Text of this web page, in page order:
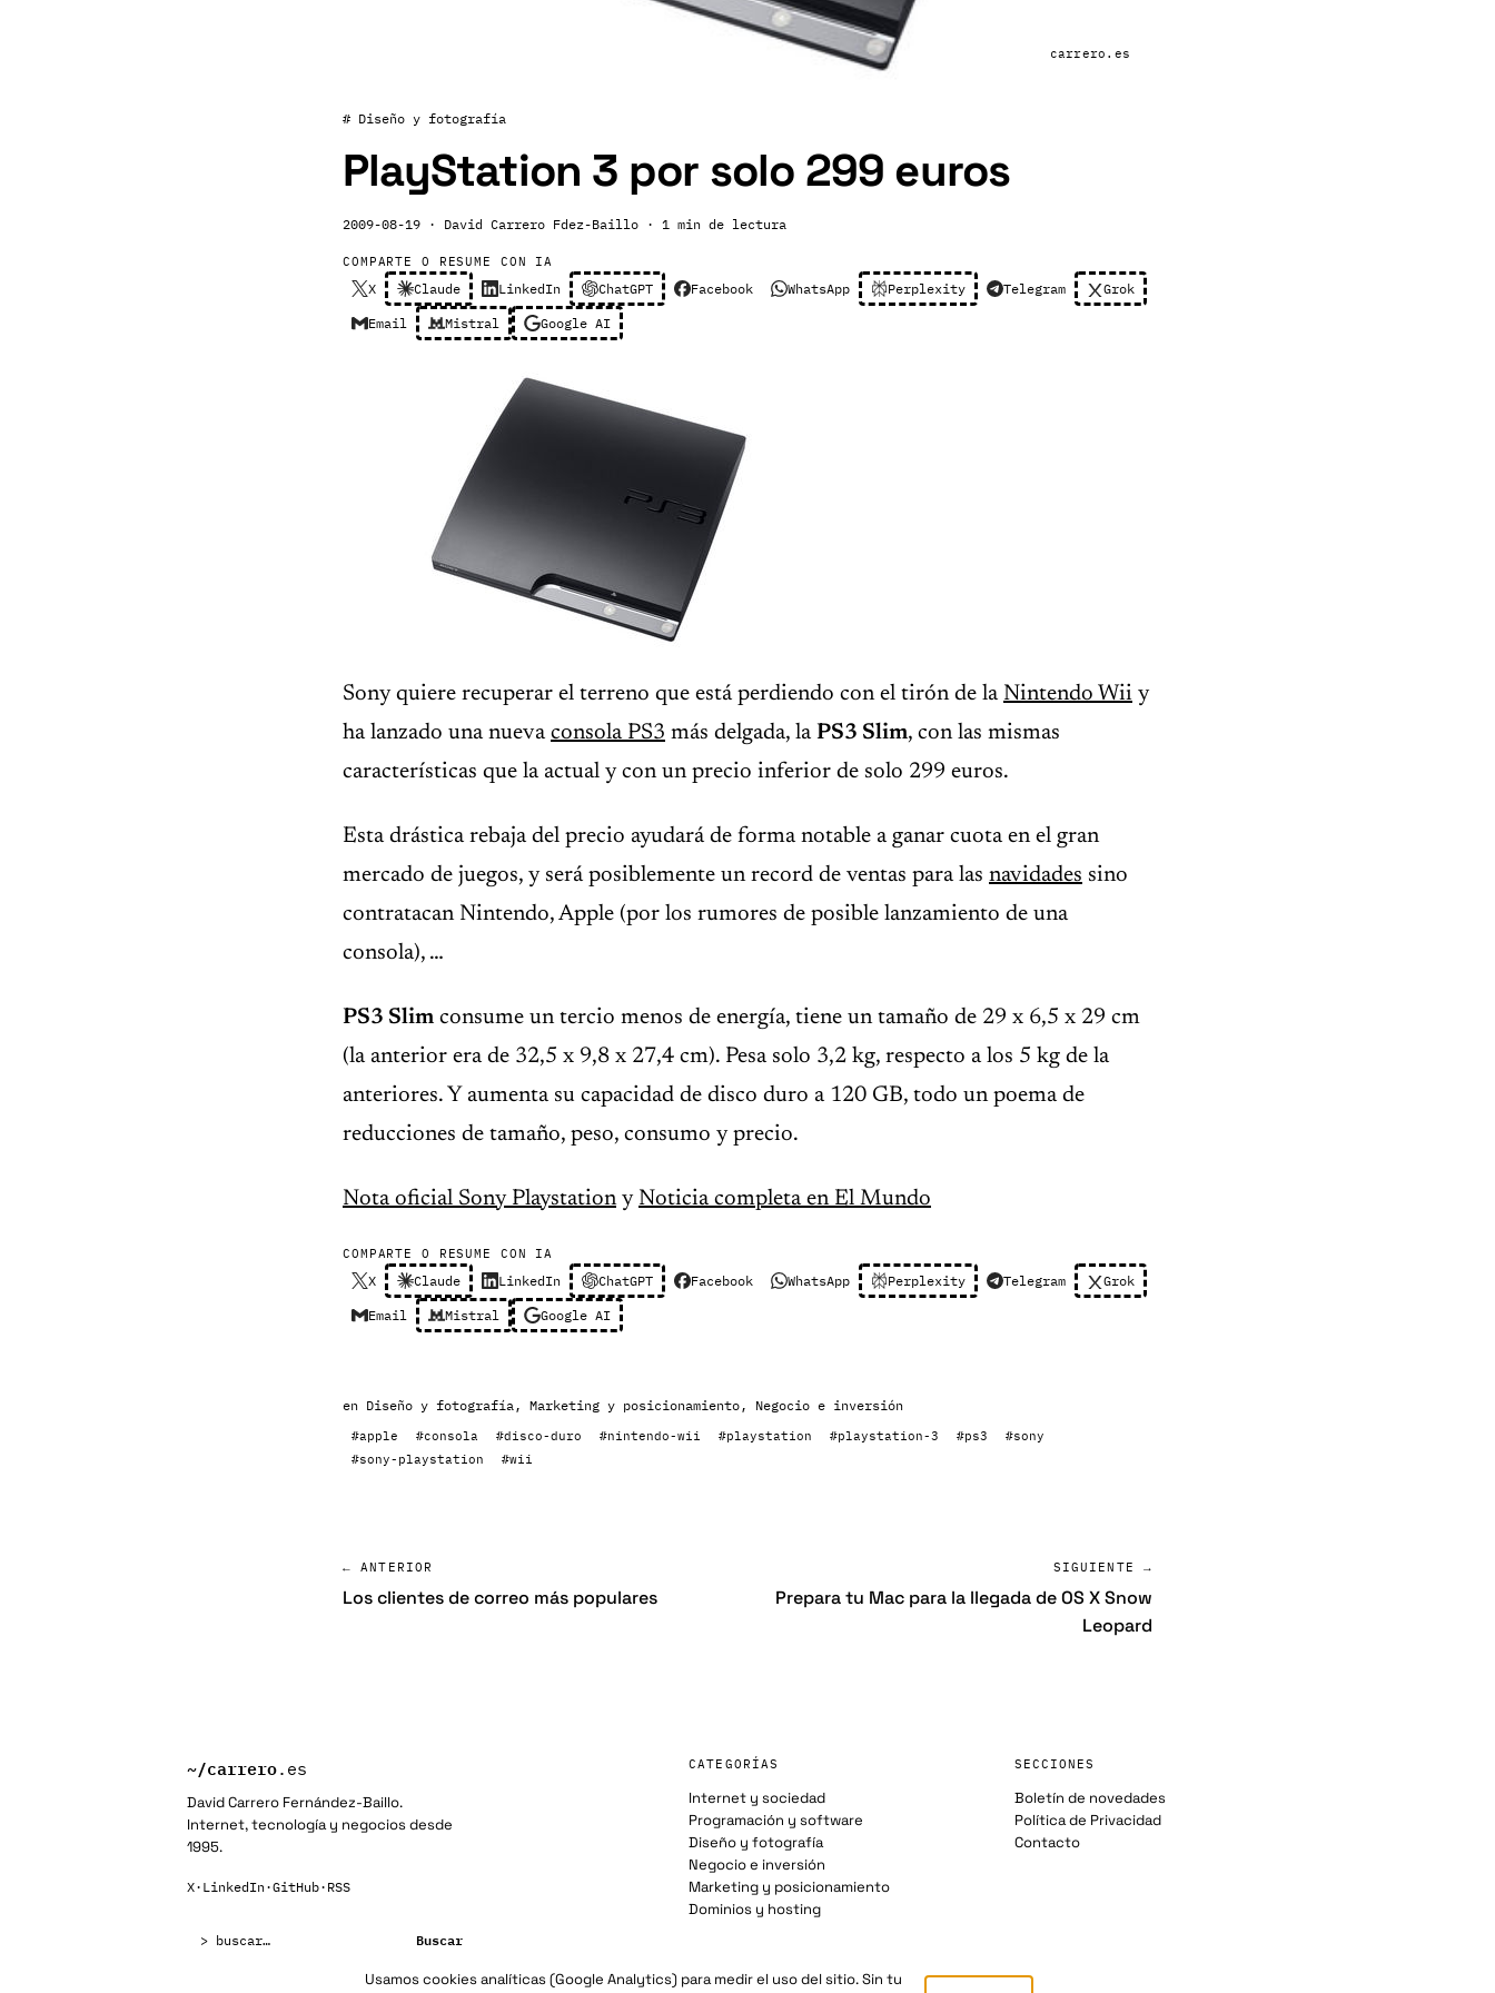
carrero.es
# Diseño y fotografía
PlayStation 3 por solo 299 euros
2009-08-19 · David Carrero Fdez-Baillo · 1 min de lectura
COMPARTE O RESUME CON IA
X Claude LinkedIn ChatGPT Facebook WhatsApp Perplexity Telegram Grok
Email Mistral Google AI
Sony quiere recuperar el terreno que está perdiendo con el tirón de la Nintendo Wii y
ha lanzado una nueva consola PS3 más delgada, la PS3 Slim, con las mismas
características que la actual y con un precio inferior de solo 299 euros.
Esta drástica rebaja del precio ayudará de forma notable a ganar cuota en el gran
mercado de juegos, y será posiblemente un record de ventas para las navidades sino
contratacan Nintendo, Apple (por los rumores de posible lanzamiento de una
consola), …
PS3 Slim consume un tercio menos de energía, tiene un tamaño de 29 x 6,5 x 29 cm
(la anterior era de 32,5 x 9,8 x 27,4 cm). Pesa solo 3,2 kg, respecto a los 5 kg de la
anteriores. Y aumenta su capacidad de disco duro a 120 GB, todo un poema de
reducciones de tamaño, peso, consumo y precio.
Nota oficial Sony Playstationy Noticia completa en El Mundo
COMPARTE O RESUME CON IA
X Claude LinkedIn ChatGPT Facebook WhatsApp Perplexity Telegram Grok
Email Mistral Google AI
en Diseño y fotografía, Marketing y posicionamiento, Negocio e inversión
#apple #consola #disco-duro #nintendo-wii #playstation #playstation-3 #ps3
#sony
#sony-playstation
#wii
← ANTERIOR
Los clientes de correo más populares
SIGUIENTE →
Prepara tu Mac para la llegada de OS X Snow
Leopard
~/carrero.es
David Carrero Fernández-Baillo.
Internet, tecnología y negocios desde
1995.
X· LinkedIn·GitHub· RSS
Buscar
CATEGORÍAS
Internet y sociedad
Programación y software
Diseño y fotografía
Negocio e inversión
Marketing y posicionamiento
Dominios y hosting
SECCIONES
Boletín de novedades
Política de Privacidad
Contacto
Usamos cookies analíticas (Google Analytics) para medir el uso del sitio. Sin tu